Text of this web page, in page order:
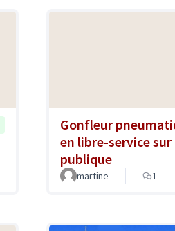
Gonfleur
en libre-service sur
publique
martine 1